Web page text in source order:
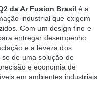
da Ar Fusion Brasil é a
industrial que exigem
Com um design fino e
entregar desempenho
e a leveza dos
de uma solução de
e economia de
em ambientes industriais